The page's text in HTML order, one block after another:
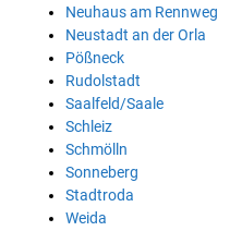
Neuhaus am Rennweg
Neustadt an der Orla
Pößneck
Rudolstadt
Saalfeld/Saale
Schleiz
Schmölln
Sonneberg
Stadtroda
Weida